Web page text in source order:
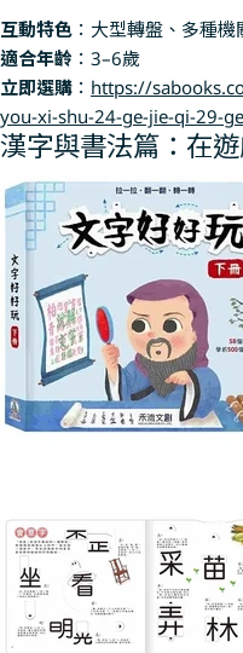
互動特色 ：大型轉盤、多種機
適合年齡 ：3–6歲
立即選購 ： https://
you-xi-shu-24-ge-jie-qi-29-
漢字與書法篇：在